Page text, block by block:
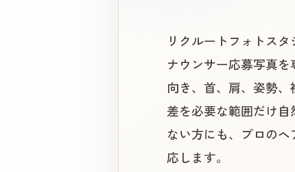
リクルートフォトス
ナウンサー応募写真
向き、首、肩、姿勢
差を必要な範囲だけ
ない方にも、プロの
応します。